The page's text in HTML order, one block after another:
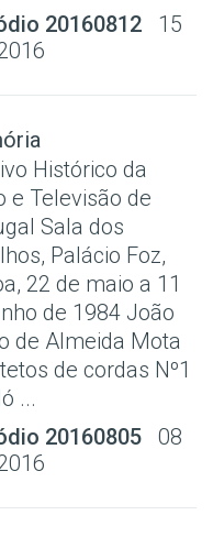
20160812
15
Histórico da
e Televisão de
Sala dos
Palácio Foz,
22 de maio a 11
de 1984 João
de Almeida Mota
de cordas Nº1
...
20160805
08